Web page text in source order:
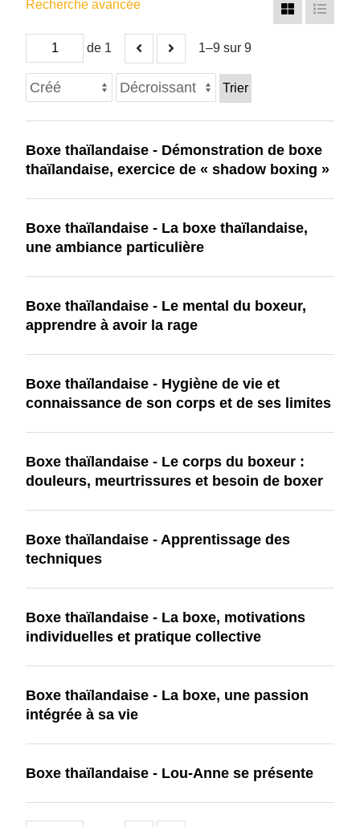
de 1 1–9 sur 9
Recherche avancée
Trier
Boxe thaïlandaise - Démonstration de boxe
thaïlandaise, exercice de « shadow boxing »
Boxe thaïlandaise - La boxe thaïlandaise,
une ambiance particulière
Boxe thaïlandaise - Le mental du boxeur,
apprendre à avoir la rage
Boxe thaïlandaise - Hygiène de vie et
connaissance de son corps et de ses limites
Boxe thaïlandaise - Le corps du boxeur :
douleurs, meurtrissures et besoin de boxer
Boxe thaïlandaise - Apprentissage des
techniques
Boxe thaïlandaise - La boxe, motivations
individuelles et pratique collective
Boxe thaïlandaise - La boxe, une passion
intégrée à sa vie
Boxe thaïlandaise - Lou-Anne se présente